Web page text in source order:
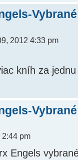
2012 4:33 pm
kníh za
pm
Engels